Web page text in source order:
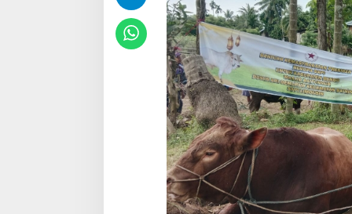
p
a
d
a
P
e
s
i
d
e
n
R
d